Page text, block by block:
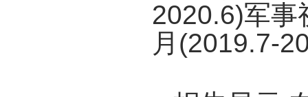
2020.6)军事
月(2019.7-